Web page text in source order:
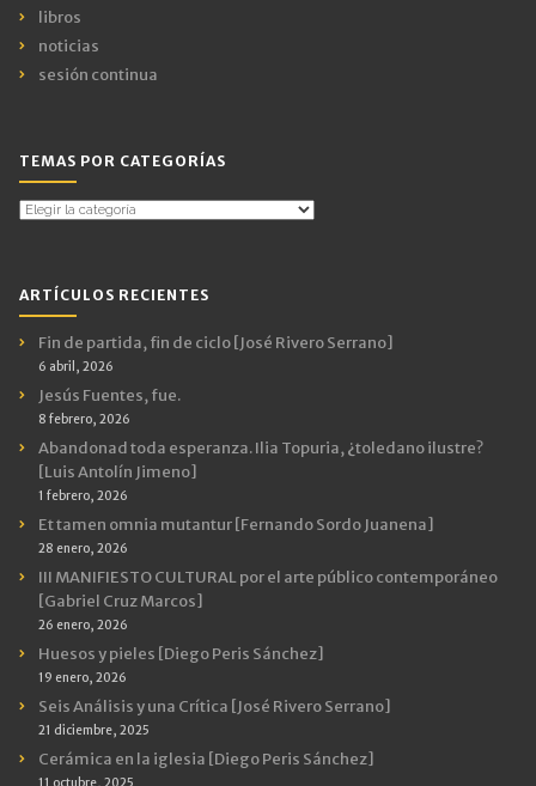
libros
noticias
sesión continua
TEMAS POR CATEGORÍAS
Temas
ARTÍCULOS RECIENTES
Fin de partida, fin de ciclo [José Rivero Serrano]
6 abril, 2026
Jesús Fuentes, fue.
8 febrero, 2026
Abandonad toda esperanza. Ilia Topuria, ¿toledano ilustre?
[Luis Antolín Jimeno]
1 febrero, 2026
Et tamen omnia mutantur [Fernando Sordo Juanena]
28 enero, 2026
III MANIFIESTO CULTURAL por el arte público contemporáneo
[Gabriel Cruz Marcos]
26 enero, 2026
Huesos y pieles [Diego Peris Sánchez]
19 enero, 2026
Seis Análisis y una Crítica [José Rivero Serrano]
21 diciembre, 2025
Cerámica en la iglesia [Diego Peris Sánchez]